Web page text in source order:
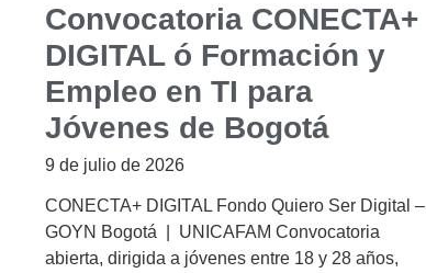
Convocatoria CONECTA+
DIGITAL ó Formación y
Empleo en TI para
Jóvenes de Bogotá
9 de julio de 2026
CONECTA+ DIGITAL Fondo Quiero Ser Digital –
GOYN Bogotá | UNICAFAM Convocatoria
abierta, dirigida a jóvenes entre 18 y 28 años,